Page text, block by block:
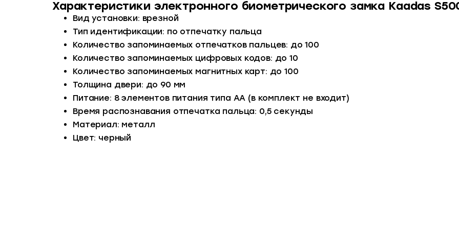
Характеристики электронного биометрического замка Kaadas
Вид установки: врезной
Тип идентификации: по отпечатку пальца
Количество запоминаемых отпечатков пальцев: до 100
Количество запоминаемых цифровых кодов: до 10
Количество запоминаемых магнитных карт: до 100
Толщина двери: до 90 мм
Питание: 8 элементов питания типа АА (в комплект не входит)
Время распознавания отпечатка пальца: 0,5 секунды
Материал: металл
Цвет: черный